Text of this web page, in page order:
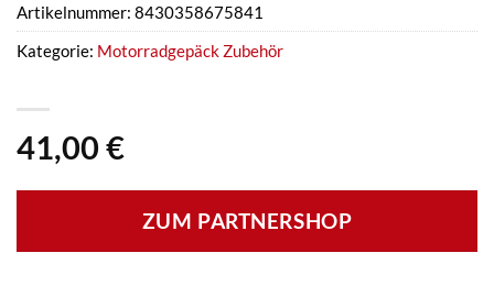
41,00 €
ZUM PARTNERSHOP
Artikelnummer: 8430358675841
Kategorie: Motorradgepäck Zubehör